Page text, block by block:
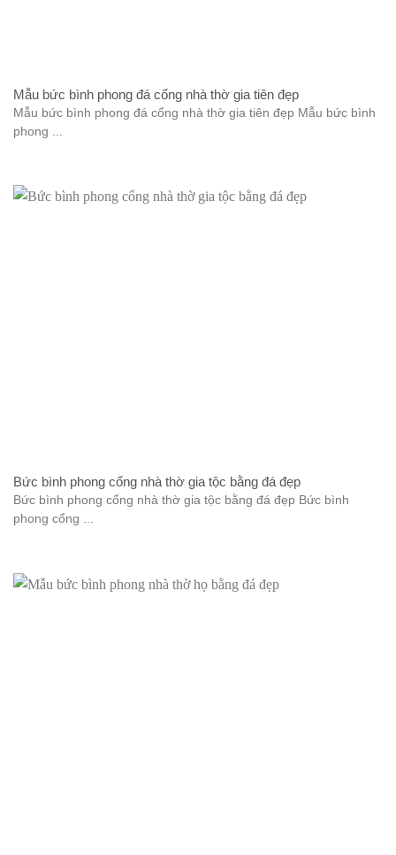
Mẫu bức bình phong đá cổng nhà thờ gia tiên đẹp
Mẫu bức bình phong đá cổng nhà thờ gia tiên đẹp Mẫu bức bình
phong ...
Bức bình phong cổng nhà thờ gia tộc bằng đá đẹp
Bức bình phong cổng nhà thờ gia tộc bằng đá đẹp Bức bình
phong cổng ...